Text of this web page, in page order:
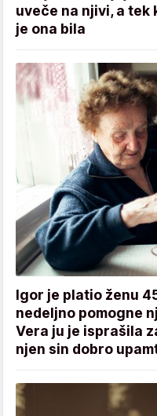
uveče na njivi, a tek
je ona bila
Igor je platio ženu
nedeljno pomogne
Vera ju je isprašila
njen sin dobro